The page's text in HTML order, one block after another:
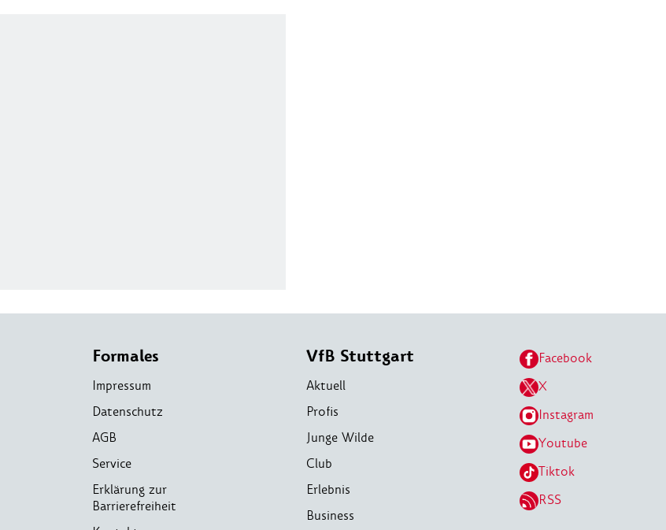
Formales
Impressum
Datenschutz
AGB
Service
Erklärung zur
Barrierefreiheit
VfB Stuttgart
Aktuell
Profis
Junge Wilde
Club
Erlebnis
Business
Facebook
X
Instagram
Youtube
Tiktok
RSS